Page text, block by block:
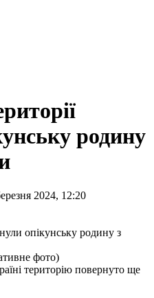
родину
2024, 12:20
фото)
територію повернуто ще